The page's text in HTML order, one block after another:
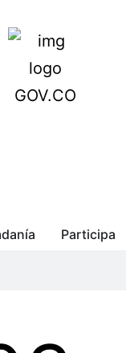
Participa